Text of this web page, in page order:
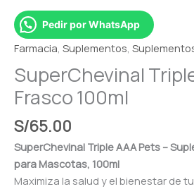
Pedir por WhatsApp
Farmacia Suplementos
SuperChevinal
Frasco 100ml
S/65.00
SuperChevinal Triple AAA Pets –
para Mascotas, 100ml
Maximiza la salud y el bienestar de